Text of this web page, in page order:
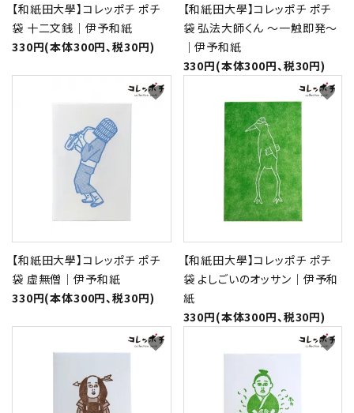
【和紙田大學】コレッポチ ポチ
袋 十二文銭｜伊予和紙
330円(本体300円、税30円)
【和紙田大學】コレッポチ ポチ
袋 弘法大師くん ～一触即発～
｜伊予和紙
330円(本体300円、税30円)
【和紙田大學】コレッポチ ポチ
袋 虚無僧｜伊予和紙
330円(本体300円、税30円)
favorite
【和紙田大學】コレッポチ ポチ
袋 よしごいのオッサン｜伊予和
紙
330円(本体300円、税30円)
favorite
favorite favorite